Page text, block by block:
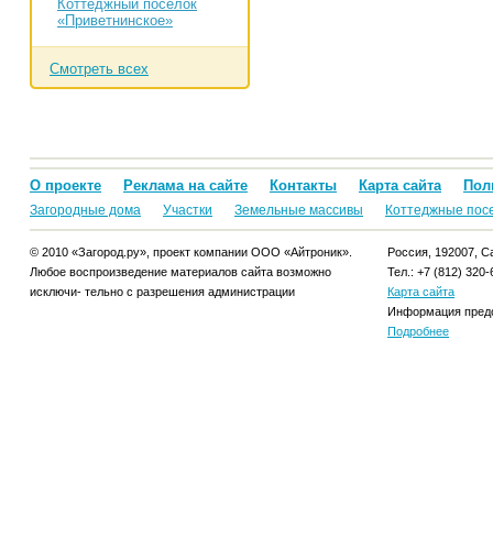
Коттеджный посёлок
«Приветнинское»
Смотреть всех
О проекте Реклама на сайте Контакты Карта сайта
Загородные дома Участки Земельные массивы Коттеджные
© 2010 «Загород.ру», проект компании ООО «Айтроник».
Любое воспроизведение материалов сайта возможно
исключи- тельно с разрешения администрации
Россия, 192007,
Тел.: +7 (812) 320-
Карта сайта
Информация
Подробнее